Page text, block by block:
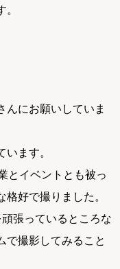
んにお願いしていま
ます。
とイベントとも被っ
好で撮りました。
張っているところな
で撮影してみること